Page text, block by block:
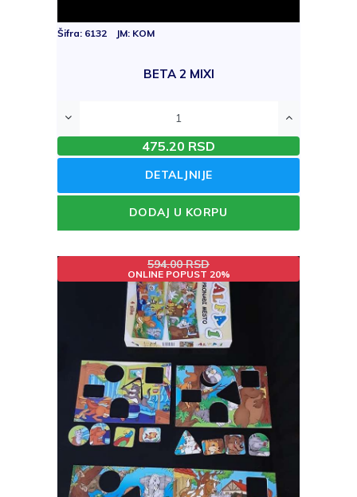
Šifra: 6132 JM: KOM
BETA 2 MIXI
475.20 RSD
DETALJNIJE
DODAJ U KORPU
594.00 RSD
ONLINE POPUST 20%